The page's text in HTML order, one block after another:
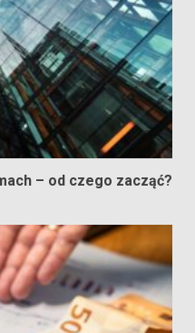
– od czego zacząć?